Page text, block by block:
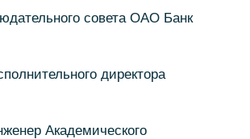
совета ОАО Банк
директора
Академического